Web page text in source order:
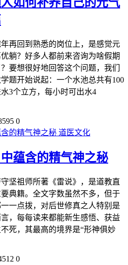
再回到熟悉的岗位上，是感觉元
躺？好多人都前来咨询为啥假期
要想很好地回答这个问题，我们
题开始说起：一个水池总共有100
3个立方，每小时可出水4
0
道医文化
蕴含的精气神之秘
坚祖师所著《雷说》，是道教直
典籍。全文字数虽然不多，但于
一点拨，对后世修真之人特别是
，每每读来都能新生感悟、获益
死，其最高的境界是“形神俱妙
0